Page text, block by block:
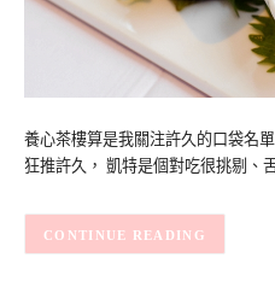
養心茶樓算是我關注許久的口袋名
狂推許久， 凱特是個對吃很挑剔、
CONTINUE READING